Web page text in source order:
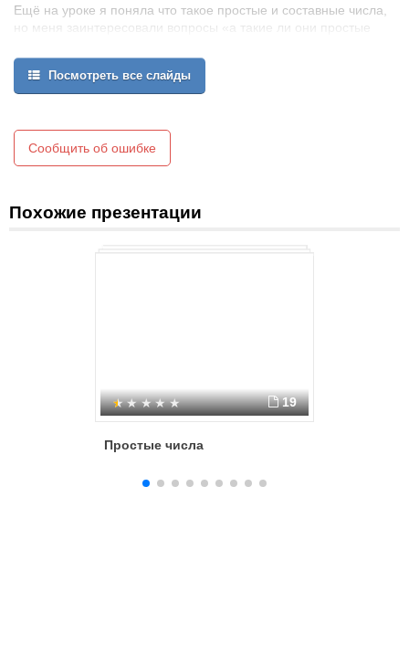
Ещё на уроке я поняла что такое простые и составные числа,
но меня заинтересовали вопросы «а такие ли они простые
обнаружить способ их нахождения
Мне была интересна и сама задача, и технология ИКТ, и сам
Посмотреть все слайды
Сообщить об ошибке
Похожие презентации
19
Простые числа